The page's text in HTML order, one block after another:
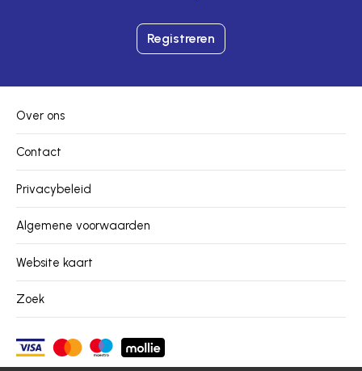
Registreren
Over ons
Contact
Privacybeleid
Algemene voorwaarden
Website kaart
Zoek